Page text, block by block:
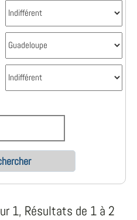
1, Résultats de 1 à 2